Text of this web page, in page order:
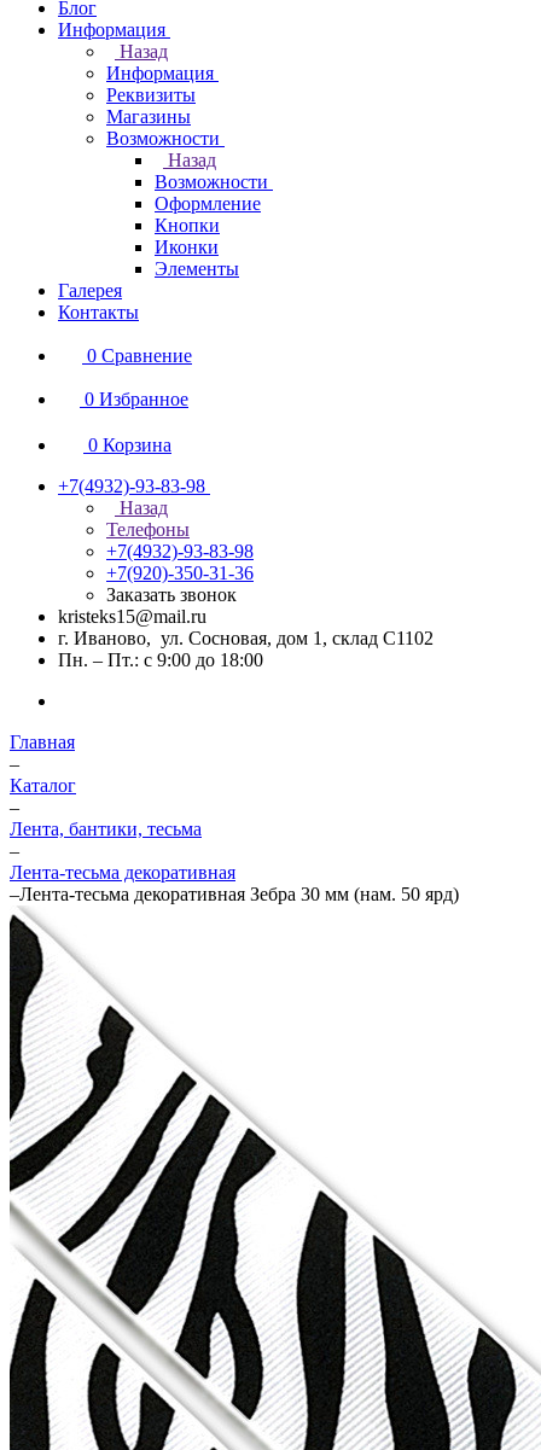
Блог
Информация
Назад
Информация
Реквизиты
Магазины
Возможности
Назад
Возможности
Оформление
Кнопки
Иконки
Элементы
Галерея
Контакты
0 Сравнение
0 Избранное
0 Корзина
+7(4932)-93-83-98
Назад
Телефоны
+7(4932)-93-83-98
+7(920)-350-31-36
Заказать звонок
kristeks15@mail.ru
г. Иваново, ул. Сосновая, дом 1, склад С1102
Пн. – Пт.: с 9:00 до 18:00
Главная
–
Каталог
–
Лента, бантики, тесьма
–
Лента-тесьма декоративная
–Лента-тесьма декоративная Зебра 30 мм (нам. 50 ярд)